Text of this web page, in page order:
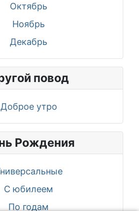
Октябрь
Ноябрь
Декабрь
повод
Доброе утро
Рождения
С юбилеем
По годам